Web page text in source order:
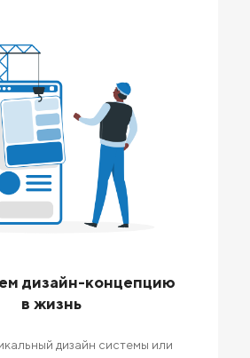
дизайн-концепцию
в жизнь
дизайн системы или